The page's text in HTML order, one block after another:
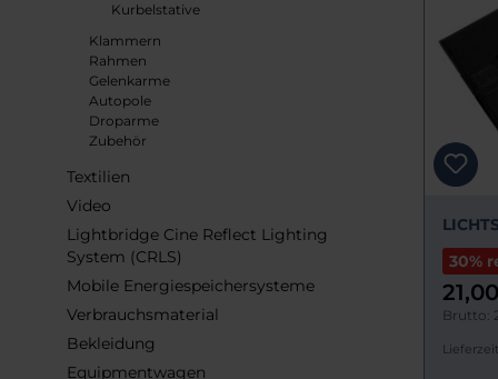
Kurbelstative
Klammern
Rahmen
Gelenkarme
Autopole
Droparme
Zubehör
Textilien
Video
Lightbridge Cine Reflect Lighting
System (CRLS)
Mobile Energiespeichersysteme
Verbrauchsmaterial
Bekleidung
Equipmentwagen
30%
Brutto: